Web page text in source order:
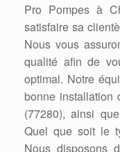
Pro Pompes à
satisfaire sa
Nous vous
qualité afin de
optimal. Notre
bonne installation
(77280), ainsi
Quel que soit le
Nous disposons